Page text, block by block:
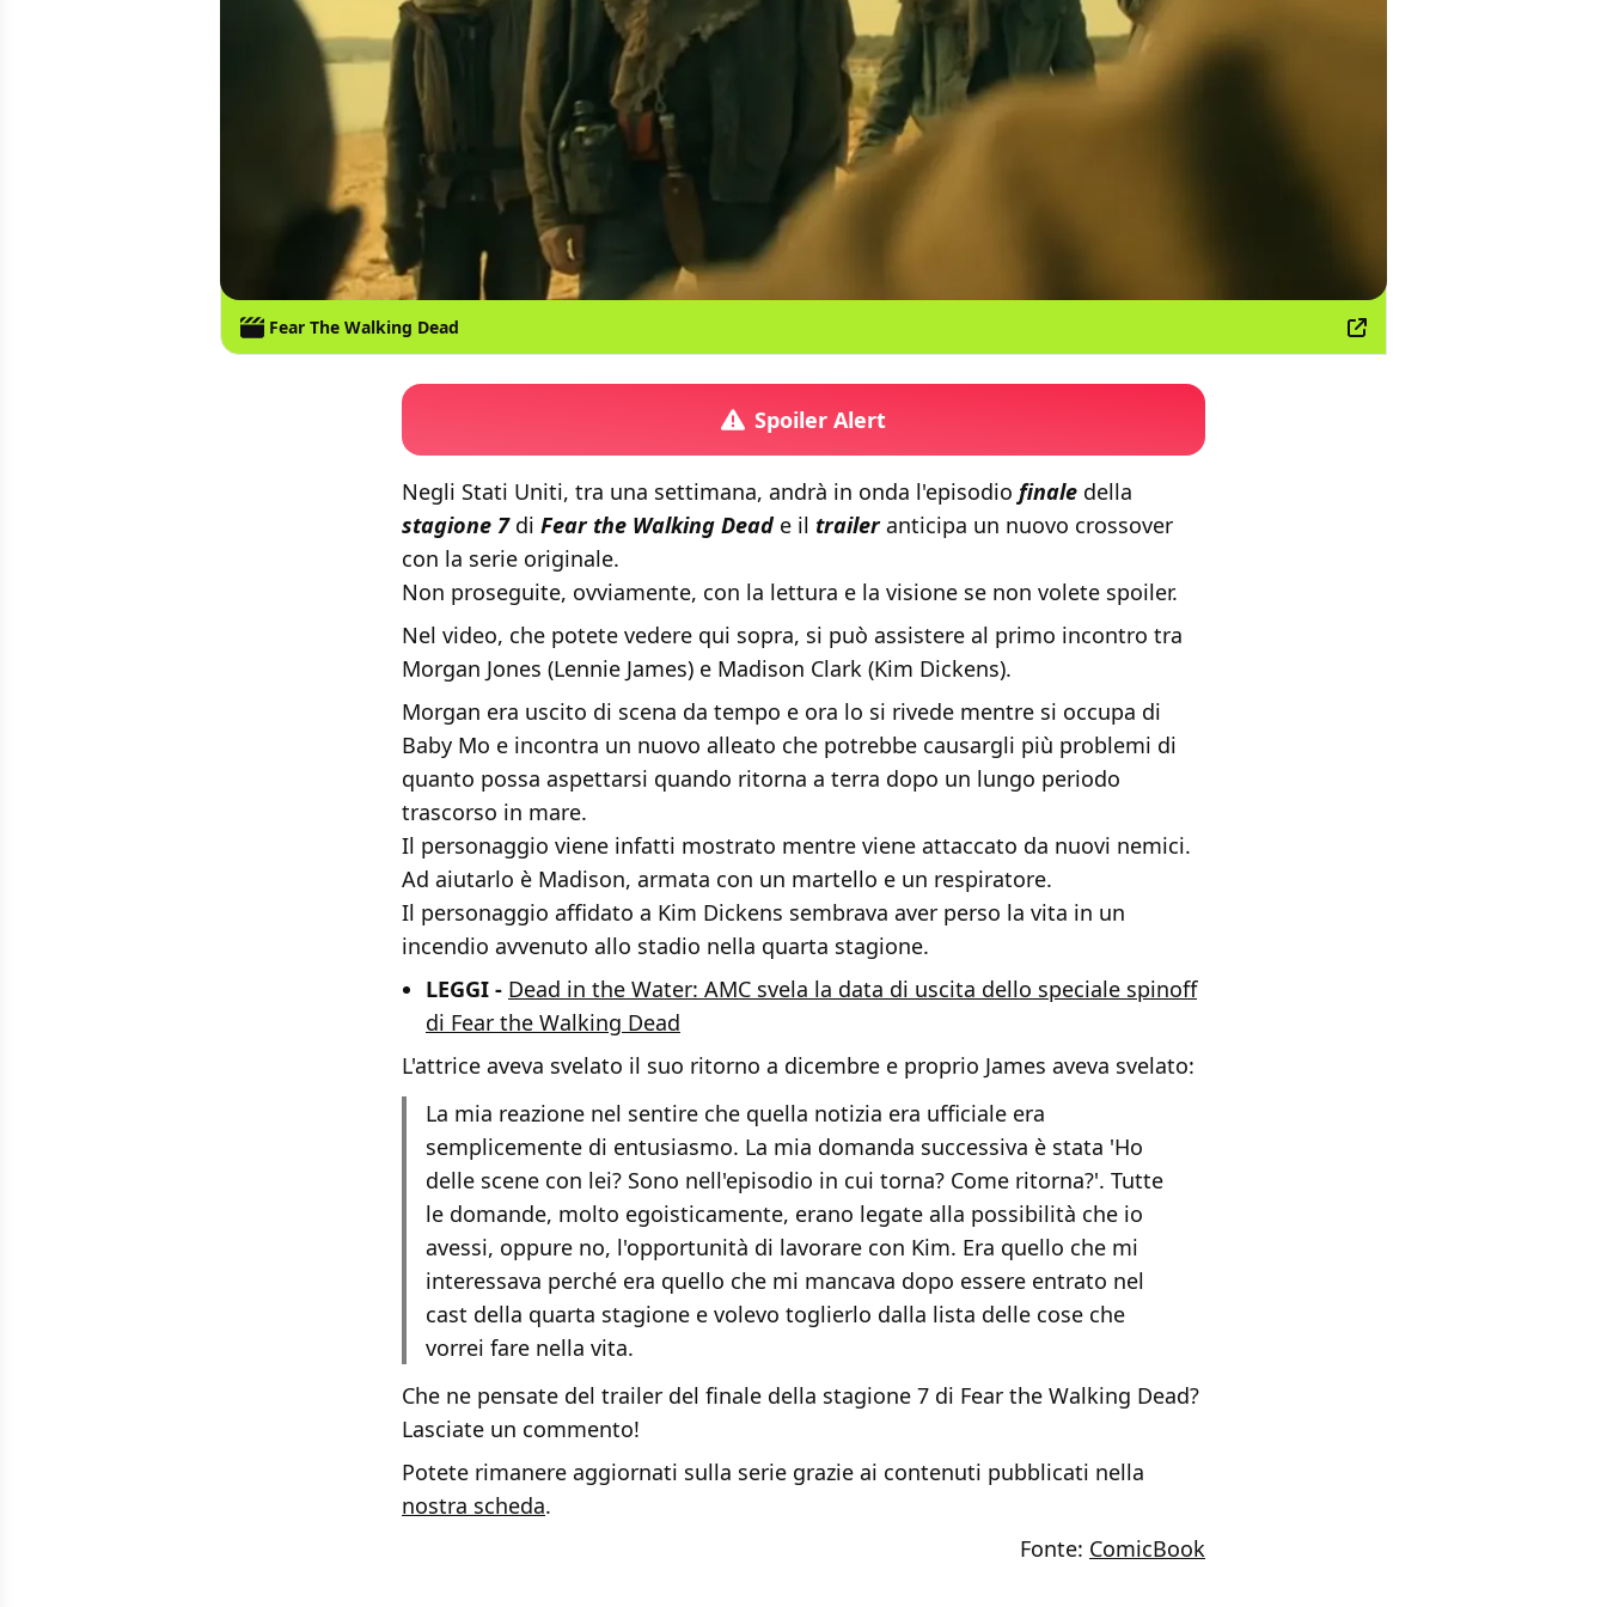
Fear The Walking Dead
Spoiler Alert
Negli Stati Uniti, tra una settimana, andrà in onda l'episodio finale della
stagione 7di Fear the Walking Deade il traileranticipa un nuovo crossover
con la serie originale.
Non proseguite, ovviamente, con la lettura e la visione se non volete spoiler.
Nel video, che potete vedere qui sopra, si può assistere al primo incontro tra
Morgan Jones (Lennie James) e Madison Clark (Kim Dickens).
Morgan era uscito di scena da tempo e ora lo si rivede mentre si occupa di
Baby Mo e incontra un nuovo alleato che potrebbe causargli più problemi di
quanto possa aspettarsi quando ritorna a terra dopo un lungo periodo
trascorso in mare.
Il personaggio viene infatti mostrato mentre viene attaccato da nuovi nemici.
Ad aiutarlo è Madison, armata con un martello e un respiratore.
Il personaggio affidato a Kim Dickens sembrava aver perso la vita in un
incendio avvenuto allo stadio nella quarta stagione.
LEGGI - Dead in the Water: AMC svela la data di uscita dello speciale spinoff
di Fear the Walking Dead
L'attrice aveva svelato il suo ritorno a dicembre e proprio James aveva svelato:
La mia reazione nel sentire che quella notizia era ufficiale era
semplicemente di entusiasmo. La mia domanda successiva è stata 'Ho
delle scene con lei? Sono nell'episodio in cui torna? Come ritorna?'. Tutte
le domande, molto egoisticamente, erano legate alla possibilità che io
avessi, oppure no, l'opportunità di lavorare con Kim. Era quello che mi
interessava perché era quello che mi mancava dopo essere entrato nel
cast della quarta stagione e volevo toglierlo dalla lista delle cose che
vorrei fare nella vita.
Che ne pensate del trailer del finale della stagione 7 di Fear the Walking Dead?
Lasciate un commento!
Potete rimanere aggiornati sulla serie grazie ai contenuti pubblicati nella
nostra scheda.
Fonte: ComicBook